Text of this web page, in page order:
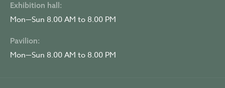
Exhibition hall:
Mon—Sun 8.00 AM to 8.00 PM
Pavilion:
Mon—Sun 8.00 AM to 8.00 PM